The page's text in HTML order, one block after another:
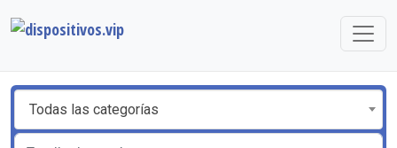
Todas las categorías